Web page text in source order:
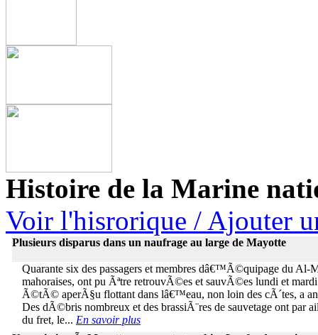
Histoire de la Marine
Voir l'hisrorique / Ajouter
Plusieurs disparus dans un naufrage au large de Mayotte
Quarante six des passagers et membres dâ€™Ã©quipage du
mahoraises, ont pu Ãªtre retrouvÃ©es et sauvÃ©es lundi et
Ã©tÃ© aperÃ§u flottant dans lâ€™eau, non loin des cÃ´tes, a
Des dÃ©bris nombreux et des brassiÃ¨res de sauvetage ont par
du fret, le... En savoir plus